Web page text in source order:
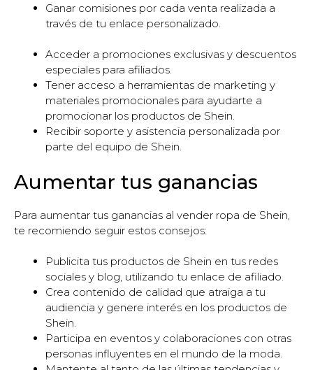
Ganar comisiones por cada venta realizada a
través de tu enlace personalizado.
Acceder a promociones exclusivas y descuentos
especiales para afiliados.
Tener acceso a herramientas de marketing y
materiales promocionales para ayudarte a
promocionar los productos de Shein.
Recibir soporte y asistencia personalizada por
parte del equipo de Shein.
Aumentar tus ganancias
Para aumentar tus ganancias al vender ropa de Shein,
te recomiendo seguir estos consejos:
Publicita tus productos de Shein en tus redes
sociales y blog, utilizando tu enlace de afiliado.
Crea contenido de calidad que atraiga a tu
audiencia y genere interés en los productos de
Shein.
Participa en eventos y colaboraciones con otras
personas influyentes en el mundo de la moda.